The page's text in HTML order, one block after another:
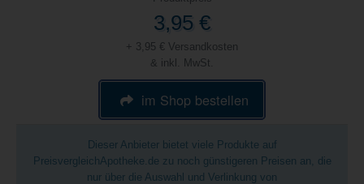
3,95 €
+ 3,95 € Versandkosten
& inkl. MwSt.
im Shop bestellen
Dieser Anbieter bietet viele Produkte auf
PreisvergleichApotheke.de zu noch günstigeren Preisen an, die
nur über die Auswahl und Verlinkung von